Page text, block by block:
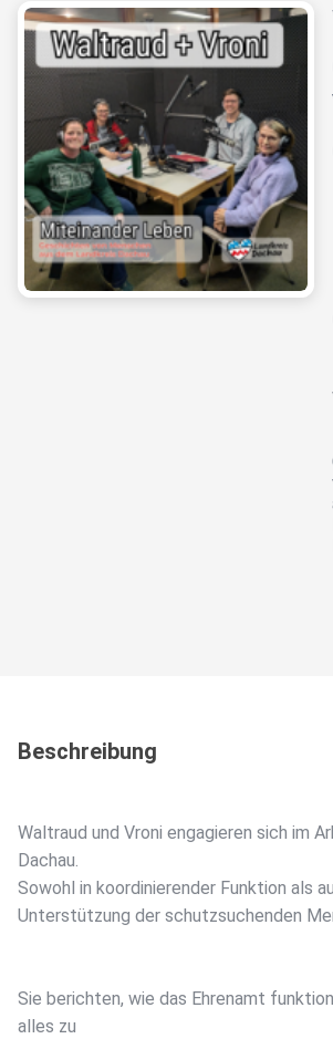
Beschreibung
Waltraud und Vroni engagieren sich im
Dachau.
Sowohl in koordinierender Funktion als
Unterstützung der schutzsuchenden
Sie berichten, wie das Ehrenamt
alles zu